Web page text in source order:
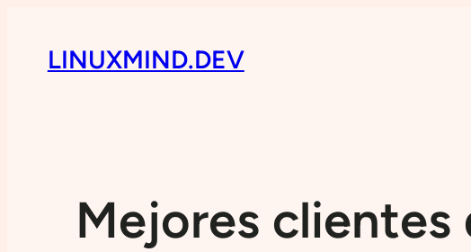
LINUXMIND.DEV
Mejores clientes